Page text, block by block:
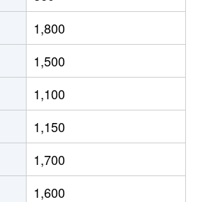
1,800
1,500
1,100
1,150
1,700
1,600